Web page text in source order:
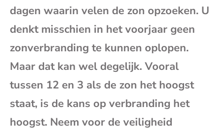
dagen waarin velen de zon opzoeken. U
denkt misschien in het voorjaar geen
zonverbranding te kunnen oplopen.
Maar dat kan wel degelijk. Vooral
tussen 12 en 3 als de zon het hoogst
staat, is de kans op verbranding het
hoogst. Neem voor de veiligheid